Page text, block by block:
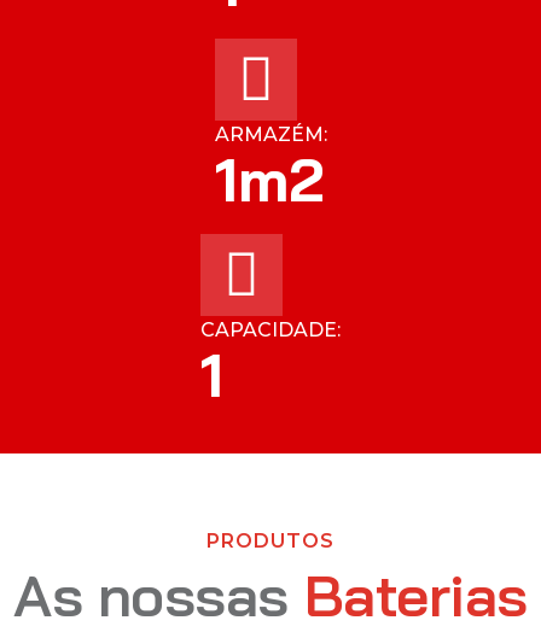
ARMAZÉM:
1m2
CAPACIDADE:
1
PRODUTOS
As nossas Baterias